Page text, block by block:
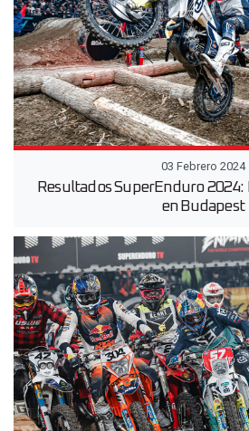
03 Febrero 2024
Resultados SuperEnduro
en Budapest